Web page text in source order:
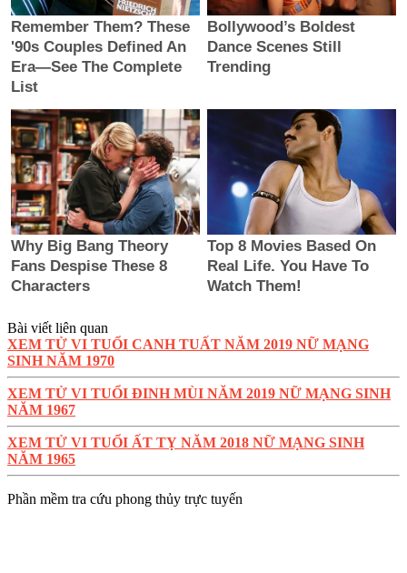
Bài viết liên quan
XEM TỬ VI TUỔI CANH TUẤT NĂM 2019 NỮ MẠNG
SINH NĂM 1970
XEM TỬ VI TUỔI ĐINH MÙI NĂM 2019 NỮ MẠNG SINH
NĂM 1967
XEM TỬ VI TUỔI ẤT TỴ NĂM 2018 NỮ MẠNG SINH
NĂM 1965
Phần mềm tra cứu phong thủy trực tuyến